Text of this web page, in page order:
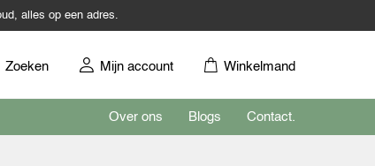
alles op een adres.
Zoeken Mijn account Winkelmand
Over ons Blogs Contact.